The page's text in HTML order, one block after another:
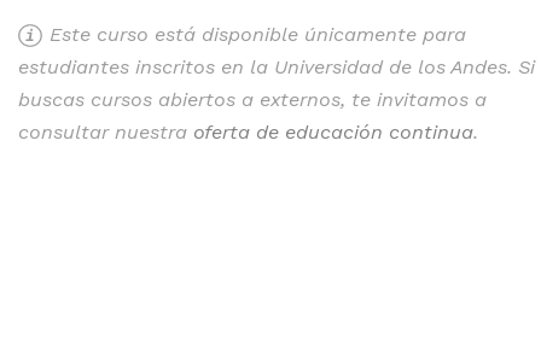
Este curso está disponible únicamente para
estudiantes inscritos en la Universidad de los Andes. Si
buscas cursos abiertos a externos, te invitamos a
consultar nuestra oferta de educación continua.